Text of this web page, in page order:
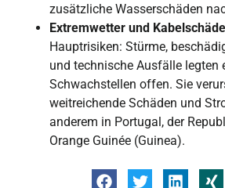
zusätzliche Wasserschäden
Extremwetter und
Hauptrisiken: Stürme,
und technische Ausfälle legten
Schwachstellen offen. Sie
weitreichende Schäden und
anderem in Portugal, der
Orange Guinée (Guinea).